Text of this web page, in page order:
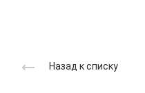
Назад к списку